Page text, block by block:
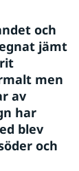
och
jämt
men
av
har
blev
och